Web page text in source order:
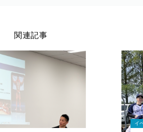
関連記事
イ